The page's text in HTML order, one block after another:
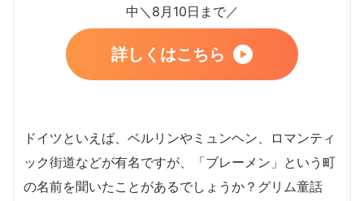
中＼8月10日まで／
詳しくはこちら
ドイツといえば、ベルリンやミュンヘン、ロマンティ
ック街道などが有名ですが、「ブレーメン」という町
の名前を聞いたことがあるでしょうか？グリム童話